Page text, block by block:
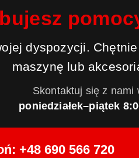
dyspozycji.
maszynę lub
Skontaktuj się z nami
poniedziałek–piątek
+48 690 566 720